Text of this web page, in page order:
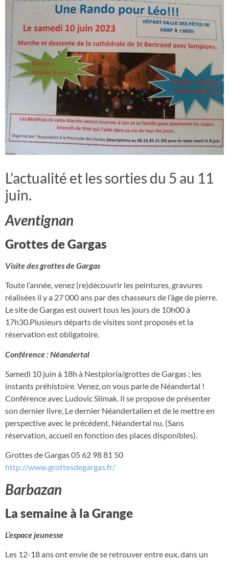
L’actualité et les sorties du 5 au 11
juin.
Aventignan
Grottes de Gargas
Visite des grottes de Gargas
Toute l’année, venez (re)découvrir les peintures, gravures
réalisées il y a 27 000 ans par des chasseurs de l’âge de pierre.
Le site de Gargas est ouvert tous les jours de 10h00 à
17h30.Plusieurs départs de visites sont proposés et la
réservation est obligatoire.
Conférence : Néandertal
Samedi 10 juin à 18h à Nestploria/grottes de Gargas ; les
instants préhistoire. Venez, on vous parle de Néandertal !
Conférence avec Ludovic Slimak. Il se propose de présenter
son dernier livre, Le dernier Néandertalien et de le mettre en
perspective avec le précédent, Néandertal nu. (Sans
réservation, accueil en fonction des places disponibles).
Grottes de Gargas 05 62 98 81 50
http://www.grottesdegargas.fr/
Barbazan
La semaine à la Grange
L’espace jeunesse
Les 12-18 ans ont envie de se retrouver entre eux, dans un